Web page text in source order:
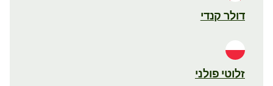
דולר קנדי
זלוטי פולני